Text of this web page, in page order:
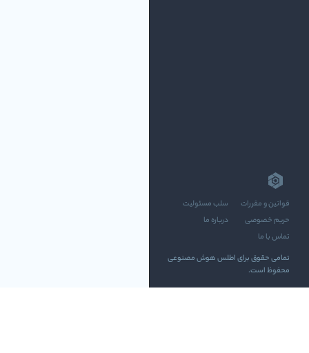
قوانین و مقررات
سلب مسئولیت
حریم خصوصی
درباره ما
تماس با ما
تمامی حقوق برای اطلس هوش مصنوعی
محفوظ است.